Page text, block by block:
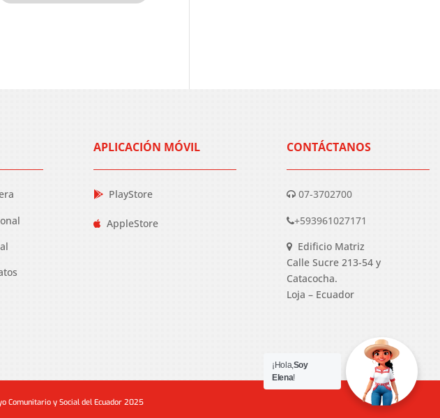
APLICACIÓN MÓVIL
PlayStore
AppleStore
CONTÁCTANOS
07-3702700
+593961027171
Edificio Matriz
Calle Sucre 213-54 y
Catacocha.
Loja – Ecuador
Comunitario y Social del Ecuador 2025
¡Hola,Soy
Elena!